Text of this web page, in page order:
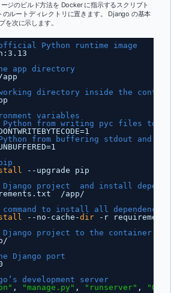
ジのビルド方法を Docker に指示するスクリプト
ルートディレクトリに置きます。 Django の基本
を次に示します。
Python runtime image
app directory
app
directory inside the
variables
Python from writing pyc files to
from buffering stdout and
--upgrade pip
Django project  and install
/app/
to install all
--no-cache-dir
-r
Django project to the container
Django port
development server
, "manage.py" , "runserver" ,